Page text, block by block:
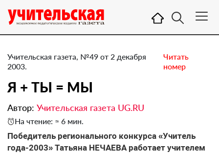
Учительская газета, №49 от 2 декабря
2003.
Читать
номер
Я + ТЫ = МЫ
Автор: Учительская газета UG.RU
На чтение: ≈ 6 мин.
Победитель регионального конкурса «Учитель
года-2003» Татьяна НЕЧАЕВА работает учителем